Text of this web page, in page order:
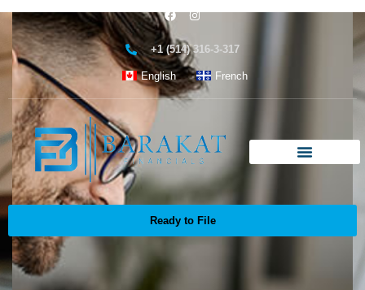
+1 (514) 316-3-317
English French
Ready to File